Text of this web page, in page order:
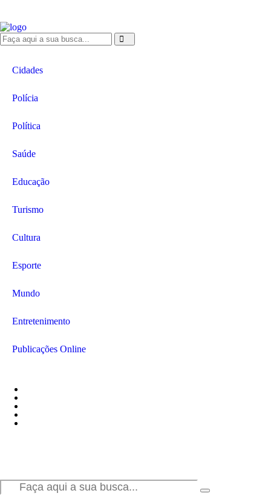
Cidades
Polícia
Política
Saúde
Educação
Turismo
Cultura
Esporte
Mundo
Entretenimento
Publicações Online